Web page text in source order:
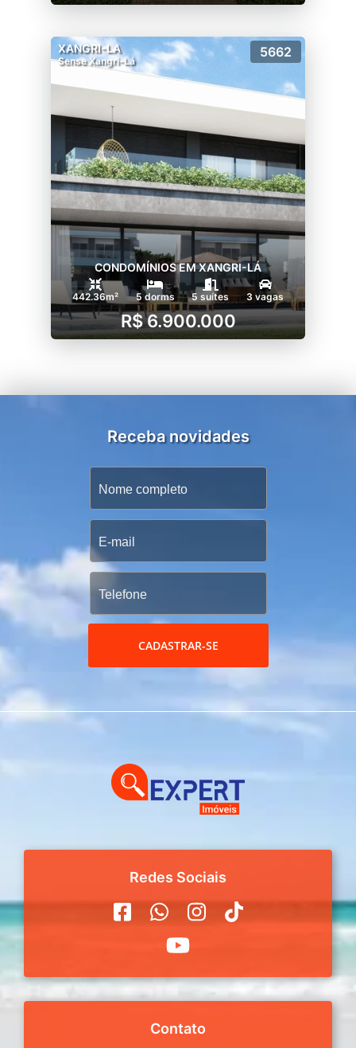
XANGRI-LA
Sense Xangri-Lá
5662
CONDOMÍNIOS EM XANGRI-LÁ
442.36m² 5 dorms 5 suítes 3 vagas
R$ 6.900.000
Receba novidades
CADASTRAR-SE
Redes Sociais
Contato